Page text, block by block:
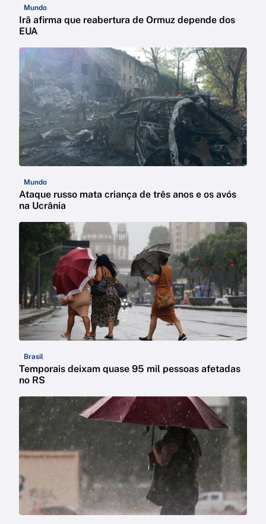
Mundo
Irã afirma que reabertura de Ormuz depende dos
EUA
Mundo
Ataque russo mata criança de três anos e os avós
na Ucrânia
Brasil
Temporais deixam quase 95 mil pessoas afetadas
no RS